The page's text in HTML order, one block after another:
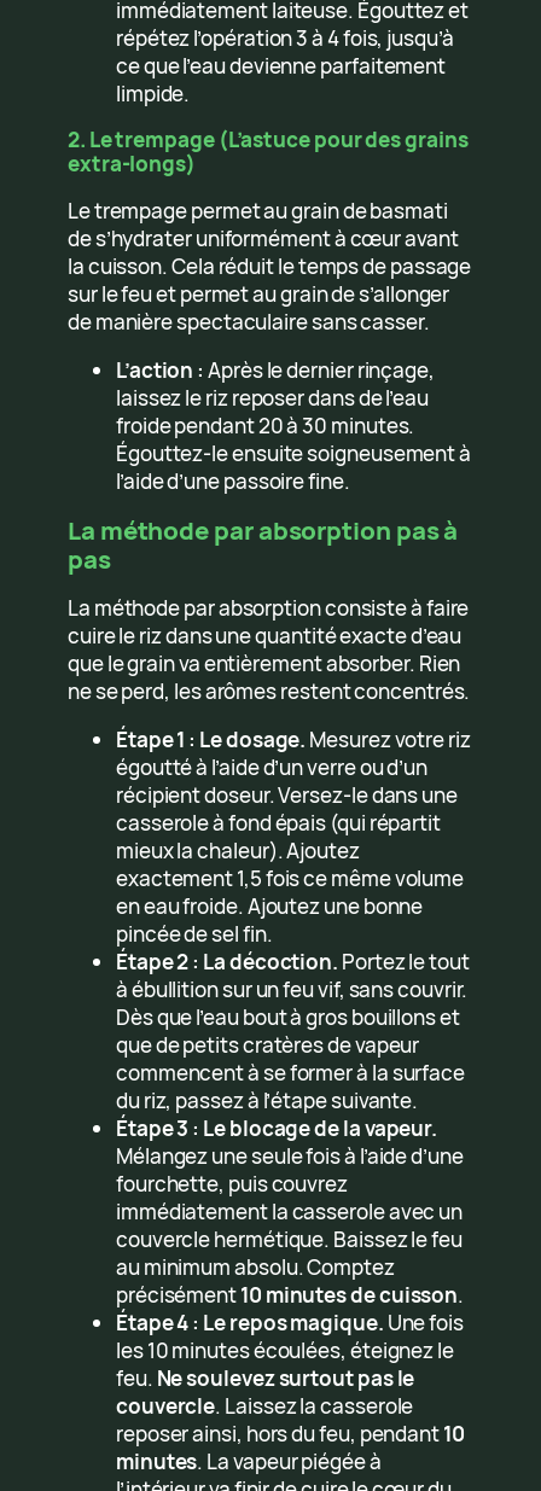
immédiatement laiteuse. Égouttez et
répétez l’opération 3 à 4 fois, jusqu’à
ce que l’eau devienne parfaitement
limpide.
2. Le trempage (L’astuce pour des grains
extra-longs)
Le trempage permet au grain de basmati
de s’hydrater uniformément à cœur avant
la cuisson. Cela réduit le temps de passage
sur le feu et permet au grain de s’allonger
de manière spectaculaire sans casser.
L’action : Après le dernier rinçage,
laissez le riz reposer dans de l’eau
froide pendant 20 à 30 minutes.
Égouttez-le ensuite soigneusement à
l’aide d’une passoire fine.
La méthode par absorption pas à
pas
La méthode par absorption consiste à faire
cuire le riz dans une quantité exacte d’eau
que le grain va entièrement absorber. Rien
ne se perd, les arômes restent concentrés.
Étape 1 : Le dosage. Mesurez votre riz
égoutté à l’aide d’un verre ou d’un
récipient doseur. Versez-le dans une
casserole à fond épais (qui répartit
mieux la chaleur). Ajoutez
exactement 1,5 fois ce même volume
en eau froide. Ajoutez une bonne
pincée de sel fin.
Étape 2 : La décoction. Portez le tout
à ébullition sur un feu vif, sans couvrir.
Dès que l’eau bout à gros bouillons et
que de petits cratères de vapeur
commencent à se former à la surface
du riz, passez à l’étape suivante.
Étape 3 : Le blocage de la vapeur.
Mélangez une seule fois à l’aide d’une
fourchette, puis couvrez
immédiatement la casserole avec un
couvercle hermétique. Baissez le feu
au minimum absolu. Comptez
précisément10 minutes de cuisson.
Étape 4 : Le repos magique. Une fois
les 10 minutes écoulées, éteignez le
feu. Ne soulevez surtout pas le
couvercle. Laissez la casserole
reposer ainsi, hors du feu, pendant10
minutes. La vapeur piégée à